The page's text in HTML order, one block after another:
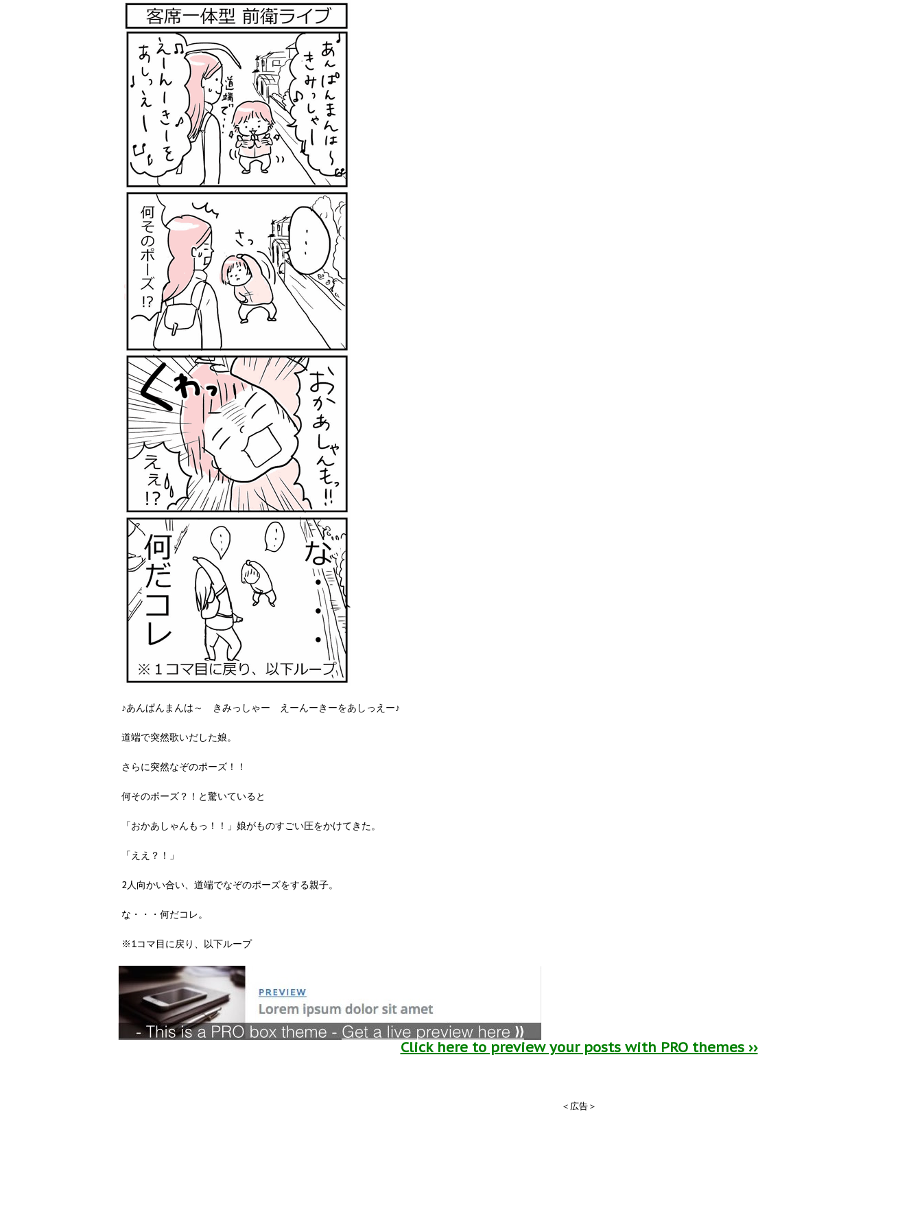
♪あんぱんまんは～ きみっしゃー えーんーきーをあしっえー♪
道端で突然歌いだした娘。
さらに突然なぞのポーズ！！
何そのポーズ？！と驚いていると
「おかあしゃんもっ！！」娘がものすごい圧をかけてきた。
「ええ？！」
2人向かい合い、道端でなぞのポーズをする親子。
な・・・何だコレ。
※1コマ目に戻り、以下ループ
Click here to preview your posts with PRO themes ››
＜広告＞